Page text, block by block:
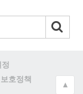
호정책
▲